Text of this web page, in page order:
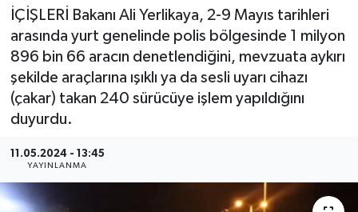
İÇİŞLERİ Bakanı Ali Yerlikaya, 2-9 Mayıs tarihleri
arasında yurt genelinde polis bölgesinde 1 milyon
896 bin 66 aracın denetlendiğini, mevzuata aykırı
şekilde araçlarına ışıklı ya da sesli uyarı cihazı
(çakar) takan 240 sürücüye işlem yapıldığını
duyurdu.
11.05.2024 - 13:45
YAYINLANMA
Ekonomi
Sağlık
Magazin
Resmi Reklam
Son Dakika Haberleri
Haber Arşivi